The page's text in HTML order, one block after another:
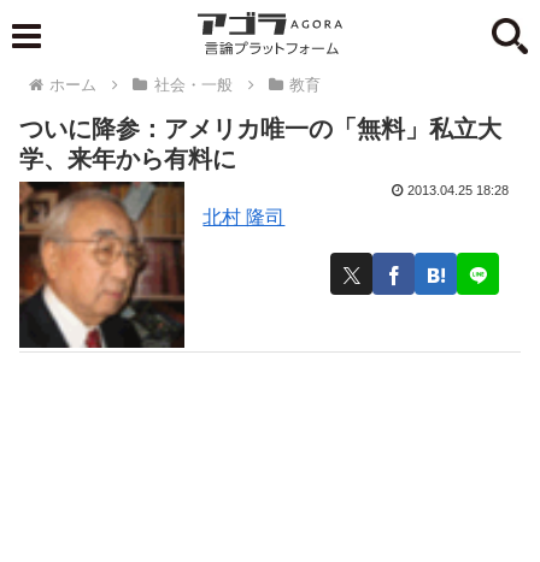
ホーム 社会・一般 教育
ついに降参：アメリカ唯一の「無料」私立大
学、来年から有料に
北村 隆司
2013.04.25 18:28